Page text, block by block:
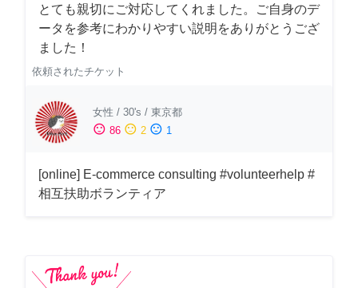
とても親切にご対応してくれました。ご自身のデ
ータを参考にわかりやすい説明をありがとうござ
ました！
依頼されたチケット
女性 / 30's / 東京都
sentiment_satisfied 86 sentiment_neutral 2 sentiment_dissatisfied 1
[online] E-commerce consulting #volunteerhelp #
相互扶助ボランティア